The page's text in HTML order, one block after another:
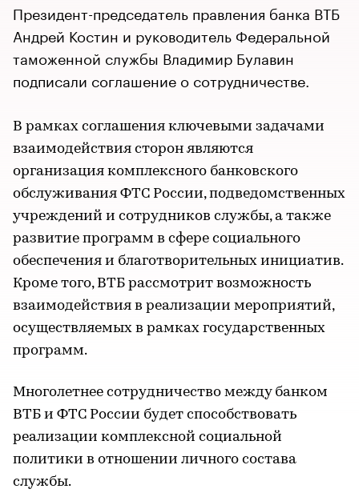
Президент-председатель правления банка ВТБ
Андрей Костин и руководитель Федеральной
таможенной службы Владимир Булавин
подписали соглашение о сотрудничестве.
В рамках соглашения ключевыми задачами
взаимодействия сторон являются
организация комплексного банковского
обслуживания ФТС России, подведомственных
учреждений и сотрудников службы, а также
развитие программ в сфере социального
обеспечения и благотворительных инициатив.
Кроме того, ВТБ рассмотрит возможность
взаимодействия в реализации мероприятий,
осуществляемых в рамках государственных
программ.
Многолетнее сотрудничество между банком
ВТБ и ФТС России будет способствовать
реализации комплексной социальной
политики в отношении личного состава
службы.